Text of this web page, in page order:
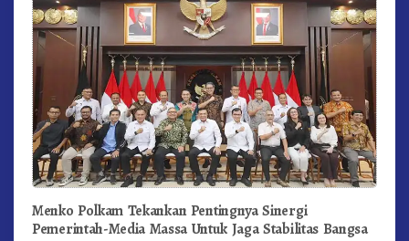
Menko Polkam Tekankan Pentingnya Sinergi
Pemerintah-Media Massa Untuk Jaga Stabilitas Bangsa